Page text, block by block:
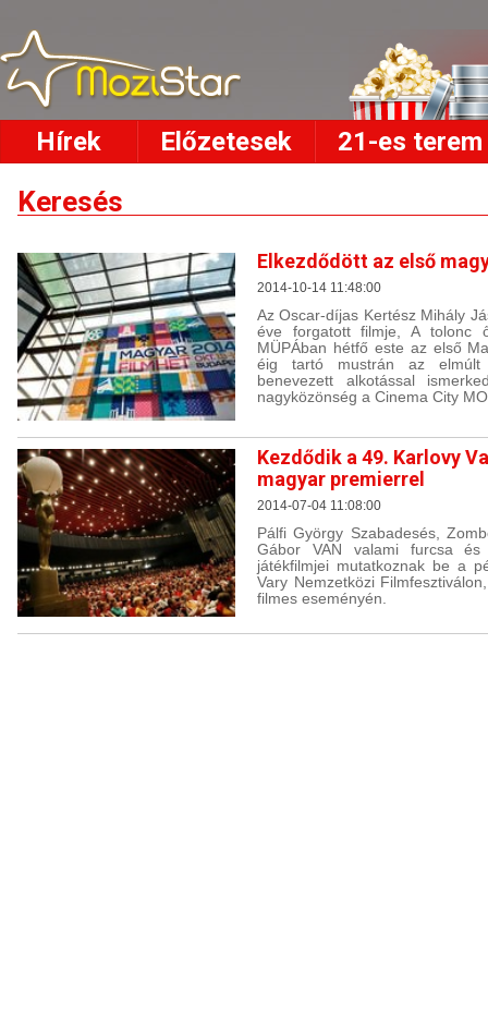
Hírek Előzetesek 21-es terem
Keresés
Elkezdődött az első
2014-10-14 11:48:00
Az Oscar-díjas Kertész Mihály
éve forgatott filmje, A tolonc
MÜPÁban hétfő este az első
éig tartó mustrán az
benevezett alkotással
nagyközönség a Cinema City
Kezdődik a 49. Karlovy
magyar premierrel
2014-07-04 11:08:00
Pálfi György Szabadesés,
Gábor VAN valami furcsa és
játékfilmjei mutatkoznak be a
Vary Nemzetközi
filmes eseményén.